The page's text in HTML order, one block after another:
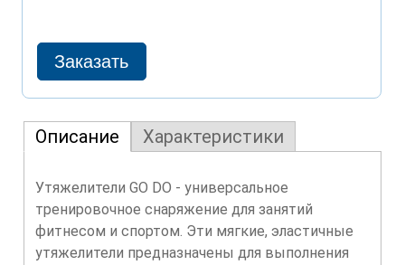
Описание Характеристики
Утяжелители GO DO - универсальное
тренировочное снаряжение для занятий
фитнесом и спортом. Эти мягкие, эластичные
утяжелители предназначены для выполнения